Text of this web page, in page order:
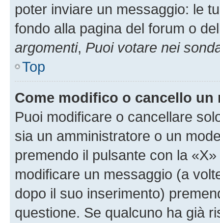
poter inviare un messaggio: le
fondo alla pagina del forum o
argomenti, Puoi votare nei
Top
Come modifico o cancello un
Puoi modificare o cancellare
sia un amministratore o un
premendo il pulsante con la
modificare un messaggio (a
dopo il suo inserimento)
questione. Se qualcuno ha già